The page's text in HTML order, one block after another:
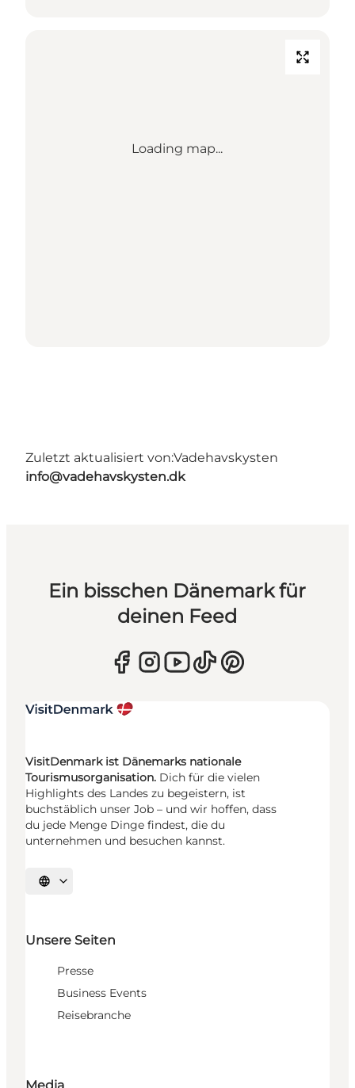
Loading map...
Zuletzt aktualisiert von:Vadehavskysten
info@vadehavskysten.dk
Ein bisschen Dänemark für
deinen Feed
VisitDenmark ist Dänemarks nationale
Tourismusorganisation. Dich für die vielen
Highlights des Landes zu begeistern, ist
buchstäblich unser Job – und wir hoffen, dass
du jede Menge Dinge findest, die du
unternehmen und besuchen kannst.
Sprache auswählen
Unsere Seiten
Presse
Business Events
Reisebranche